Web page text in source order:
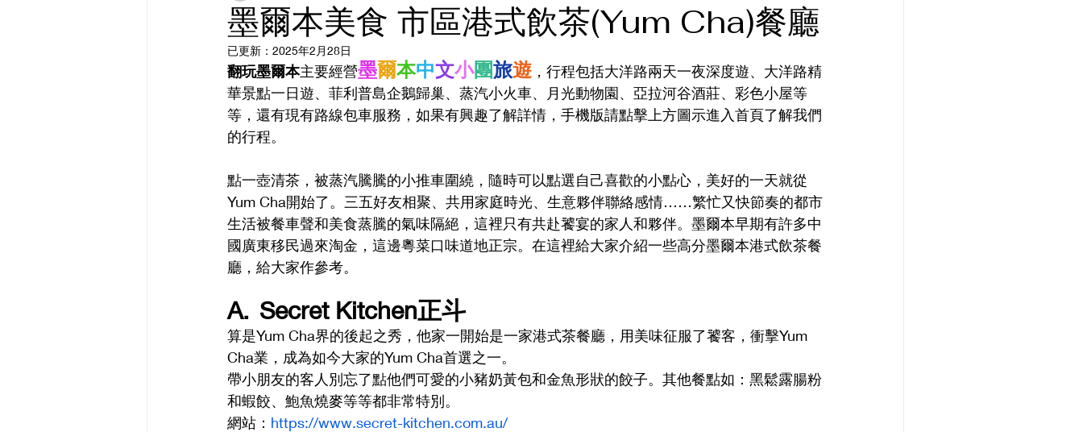
墨爾本美食 市區港式飲茶(Yum Cha)餐廳
已更新： 2025年2月28日
翻玩墨爾本主要經營墨爾本中文小團旅遊 ，行程包括大洋路兩天一夜深度遊、大洋路精
華景點一日遊、菲利普島企鵝歸巢、蒸汽小火車、月光動物園、亞拉河谷酒莊、彩色小屋等
等，還有現有路線包車服務，如果有興趣了解詳情，手機版請點擊上方圖示進入首頁了解我們
的行程。
點一壺清茶，被蒸汽騰騰的小推車圍繞，隨時可以點選自己喜歡的小點心，美好的一天就從
Yum Cha開始了。三五好友相聚、共用家庭時光、生意夥伴聯絡感情……繁忙又快節奏的都市
生活被餐車聲和美食蒸騰的氣味隔絕，這裡只有共赴饕宴的家人和夥伴。墨爾本早期有許多中
國廣東移民過來淘金，這邊粵菜口味道地正宗。在這裡給大家介紹一些高分墨爾本港式飲茶餐
廳，給大家作參考。
A.	Secret Kitchen正斗
算是Yum Cha界的後起之秀，他家一開始是一家港式茶餐廳，用美味征服了饕客，衝擊Yum
Cha業，成為如今大家的Yum Cha首選之一。
帶小朋友的客人別忘了點他們可愛的小豬奶黃包和金魚形狀的餃子。其他餐點如：黑鬆露腸粉
和蝦餃、鮑魚燒麥等等都非常特別。
網站： https://www.secret-kitchen.com.au/